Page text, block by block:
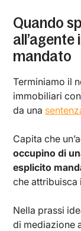
Quando
mandato
Terminiamo il
immobiliari
da una
Capita che
occupino di
esplicito
che attribuisca
Nella prassi
di mediazione